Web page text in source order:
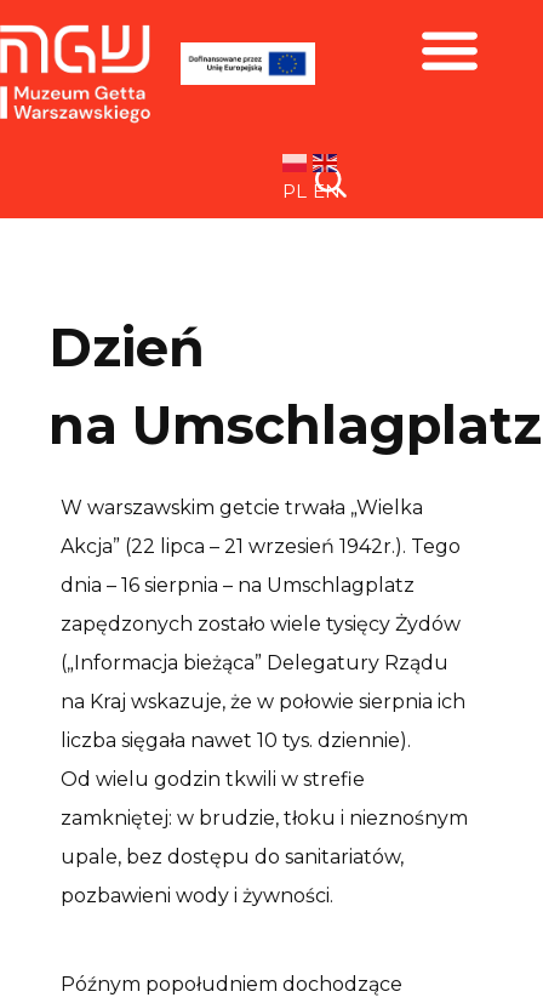
PL EN
Dzień
na Umschlagplatz
W warszawskim getcie trwała „Wielka
Akcja” (22 lipca – 21 wrzesień 1942r.). Tego
dnia – 16 sierpnia – na Umschlagplatz
zapędzonych zostało wiele tysięcy Żydów
(„Informacja bieżąca” Delegatury Rządu
na Kraj wskazuje, że w połowie sierpnia ich
liczba sięgała nawet 10 tys. dziennie).
Od wielu godzin tkwili w strefie
zamkniętej: w brudzie, tłoku i nieznośnym
upale, bez dostępu do sanitariatów,
pozbawieni wody i żywności.
Późnym popołudniem dochodzące